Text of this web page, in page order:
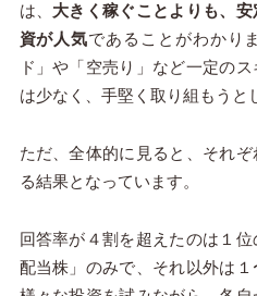
は、 大きく稼ぐことよりも、
資が人気であることがわかり
ド」や「空売り」など一定の
は少なく、手堅く取り組もうと
ただ、全体的に見ると、それ
る結果となっています。
回答率が４割を超えたのは１
配当株」のみで、それ以外は１